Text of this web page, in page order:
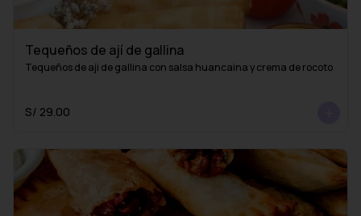
Tequeños de ají de gallina
Tequeños de aji de gallina con salsa huancaina y crema de rocoto
S/ 29.00